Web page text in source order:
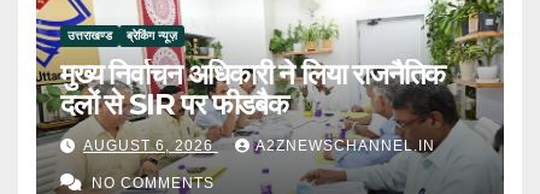
उत्तराखण्ड ब्रेकिंग न्यूज़
मुख्य निर्वाचन अधिकारी ने लिया राजनैतिक
दलों से SIR पर फीडबैक
AUGUST 6, 2026 A2ZNEWSCHANNEL.IN
NO COMMENTS